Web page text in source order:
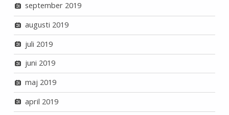
september 2019
augusti 2019
juli 2019
juni 2019
maj 2019
april 2019